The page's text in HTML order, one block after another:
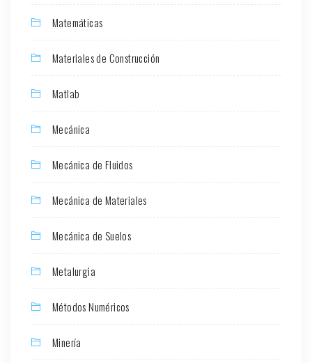
Matemáticas
Materiales de Construcción
Matlab
Mecánica
Mecánica de Fluidos
Mecánica de Materiales
Mecánica de Suelos
Metalurgia
Métodos Numéricos
Minería